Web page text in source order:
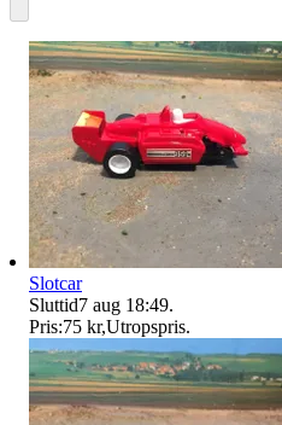
Slotcar
Sluttid7 aug 18:49.
Pris:75 kr,Utropspris.